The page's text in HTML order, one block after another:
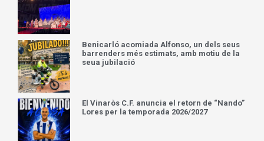
Benicarló acomiada Alfonso, un dels seus
barrenders més estimats, amb motiu de la
seua jubilació
El Vinaròs C.F. anuncia el retorn de “Nando”
Lores per la temporada 2026/2027